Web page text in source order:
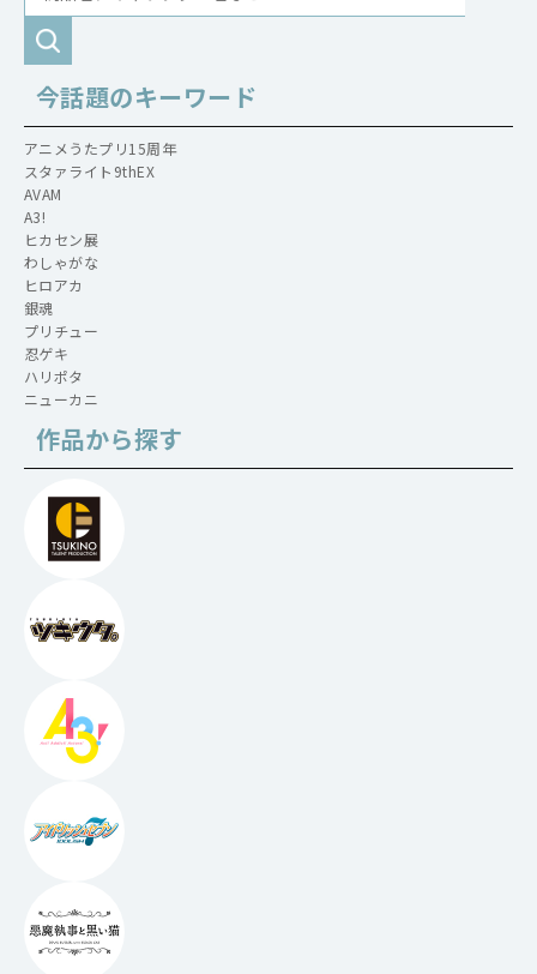
今話題のキーワード
アニメうたプリ15周年
スタァライト9thEX
AVAM
A3!
ヒカセン展
わしゃがな
ヒロアカ
銀魂
プリチュー
忍ゲキ
ハリポタ
ニューカニ
作品から探す